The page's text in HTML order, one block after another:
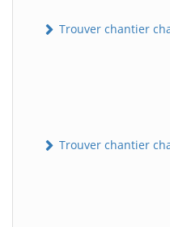
Trouver chantier
Trouver chantier